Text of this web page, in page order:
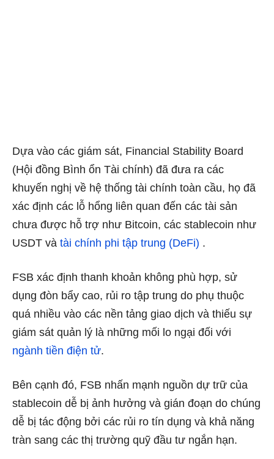
Dựa vào các giám sát, Financial Stability Board
(Hội đồng Bình ổn Tài chính) đã đưa ra các
khuyến nghị về hệ thống tài chính toàn cầu, họ đã
xác định các lỗ hổng liên quan đến các tài sản
chưa được hỗ trợ như Bitcoin, các stablecoin như
USDT và tài chính phi tập trung (DeFi) .
FSB xác định thanh khoản không phù hợp, sử
dụng đòn bẩy cao, rủi ro tập trung do phụ thuộc
quá nhiều vào các nền tảng giao dịch và thiếu sự
giám sát quản lý là những mối lo ngại đối với
ngành tiền điện tử.
Bên cạnh đó, FSB nhấn mạnh nguồn dự trữ của
stablecoin dễ bị ảnh hưởng và gián đoạn do chúng
dễ bị tác động bởi các rủi ro tín dụng và khả năng
tràn sang các thị trường quỹ đầu tư ngắn hạn.